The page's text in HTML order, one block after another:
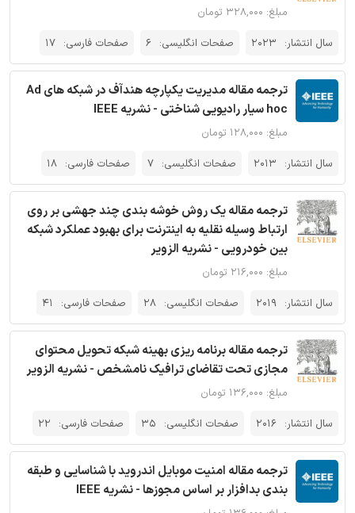
مبلغ: ۳۲۸,۰۰۰ تومان
سال انتشار: 2023 صفحات انگلیسی: 6 صفحات فارسی: 17
ترجمه مقاله مدیریت یکپارچه هندآف در شبکه های Ad
hoc سیار رادیویی شناختی - نشریه IEEE
مبلغ: ۱۲۸,۰۰۰ تومان
سال انتشار: 2013 صفحات انگلیسی: 7 صفحات فارسی: 18
ترجمه مقاله یک روش خوشه بندی چند جهشی بر روی
ارتباط وسیله نقلیه به اینترنت برای بهبود عملکرد شبکه
بین خودرویی - نشریه الزویر
مبلغ: ۲۱۶,۰۰۰ تومان
سال انتشار: 2019 صفحات انگلیسی: 28 صفحات فارسی: 41
ترجمه مقاله برنامه ریزی بهینه شبکه تحویل محتوای
مجازی تحت تقاضای ترافیک نامشخص - نشریه الزویر
مبلغ: ۱۳۶,۰۰۰ تومان
سال انتشار: 2016 صفحات انگلیسی: 35 صفحات فارسی: 22
ترجمه مقاله امنیت موبایل اندروید با شناسایی و طبقه
بندی بدافزار بر اساس مجوزها - نشریه IEEE